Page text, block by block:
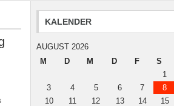
KALENDER
AUGUST 2026
M
D M D F S
1
3
4 5 6 7 8
10
11 12 13 14 15